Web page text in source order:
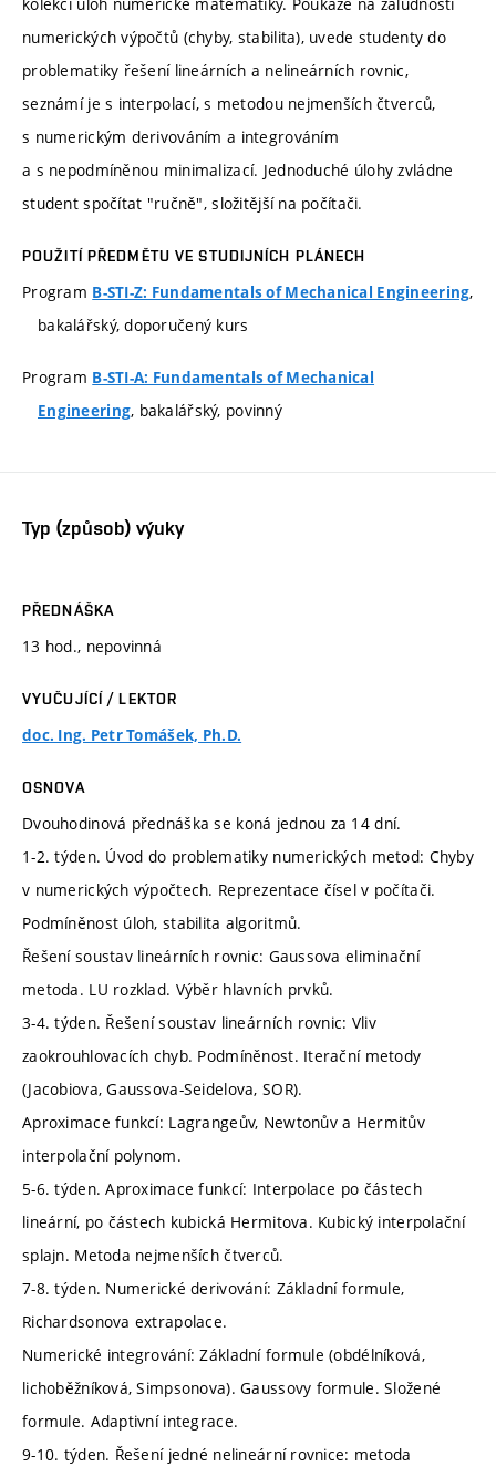
numerických výpočtů (chyby, stabilita), uvede studenty do
problematiky řešení lineárních a nelineárních rovnic,
seznámí je s interpolací, s metodou nejmenších čtverců,
s numerickým derivováním a integrováním
a s nepodmíněnou minimalizací. Jednoduché úlohy zvládne
student spočítat "ručně", složitější na počítači.
POUŽITÍ PŘEDMĚTU VE STUDIJNÍCH PLÁNECH
Program B-STI-Z: Fundamentals of Mechanical Engineering,
bakalářský, doporučený kurs
Program B-STI-A: Fundamentals of Mechanical
Engineering, bakalářský, povinný
Typ (způsob) výuky
PŘEDNÁŠKA
13 hod., nepovinná
VYUČUJÍCÍ / LEKTOR
doc. Ing. Petr Tomášek, Ph.D.
OSNOVA
Dvouhodinová přednáška se koná jednou za 14 dní.
1-2. týden. Úvod do problematiky numerických metod: Chyby
v numerických výpočtech. Reprezentace čísel v počítači.
Podmíněnost úloh, stabilita algoritmů.
Řešení soustav lineárních rovnic: Gaussova eliminační
metoda. LU rozklad. Výběr hlavních prvků.
3-4. týden. Řešení soustav lineárních rovnic: Vliv
zaokrouhlovacích chyb. Podmíněnost. Iterační metody
(Jacobiova, Gaussova-Seidelova, SOR).
Aproximace funkcí: Lagrangeův, Newtonův a Hermitův
interpolační polynom.
5-6. týden. Aproximace funkcí: Interpolace po částech
lineární, po částech kubická Hermitova. Kubický interpolační
splajn. Metoda nejmenších čtverců.
7-8. týden. Numerické derivování: Základní formule,
Richardsonova extrapolace.
Numerické integrování: Základní formule (obdélníková,
lichoběžníková, Simpsonova). Gaussovy formule. Složené
formule. Adaptivní integrace.
9-10. týden. Řešení jedné nelineární rovnice: metoda